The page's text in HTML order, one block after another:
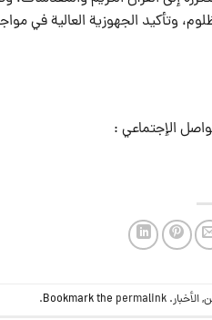
وتأكيد الجهوزية العالية في
الإجتماعي :
,الأخبار. Bookmark the
permalink
.